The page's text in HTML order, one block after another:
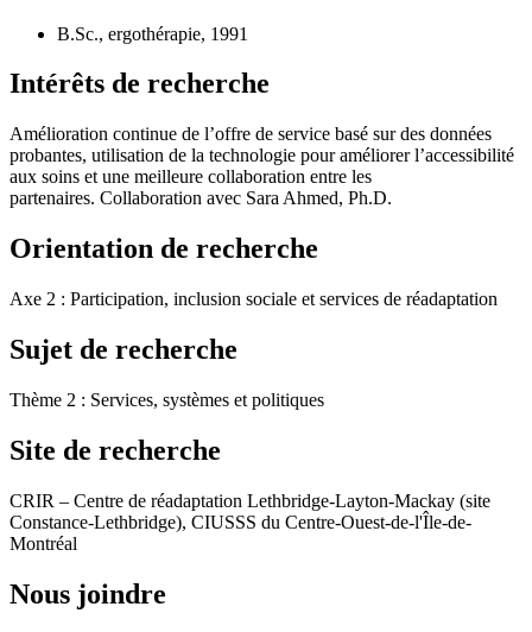
B.Sc., ergothérapie, 1991
Intérêts de recherche
Amélioration continue de l’offre de service basé sur des données
probantes, utilisation de la technologie pour améliorer l’accessibilité
aux soins et une meilleure collaboration entre les
partenaires. Collaboration avec Sara Ahmed, Ph.D.
Orientation de recherche
Axe 2 : Participation, inclusion sociale et services de réadaptation
Sujet de recherche
Thème 2 : Services, systèmes et politiques
Site de recherche
CRIR – Centre de réadaptation Lethbridge-Layton-Mackay (site
Constance-Lethbridge), CIUSSS du Centre-Ouest-de-l'Île-de-
Montréal
Nous joindre